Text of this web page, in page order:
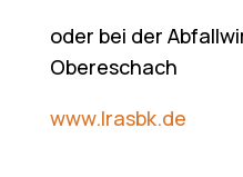
oder bei der
Obereschach
www.lrasbk.de